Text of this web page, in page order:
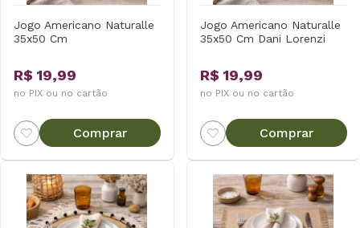
Jogo Americano Naturalle
35x50 Cm
R$ 19,99
no PIX ou no cartão
Comprar
Jogo Americano Naturalle
35x50 Cm Dani Lorenzi
R$ 19,99
no PIX ou no cartão
Comprar